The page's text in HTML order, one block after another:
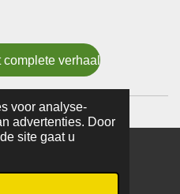
voor analyse-
advertenties. Door
site gaat u
verhaal